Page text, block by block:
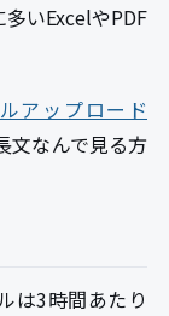
いExcelやPDF
アップロード
文なんで見る方
は3時間あたり